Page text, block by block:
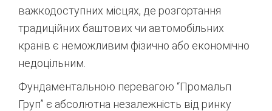
важкодоступних місцях, де розгортання
традиційних баштових чи автомобільних
кранів є неможливим фізично або економічно
недоцільним.
Фундаментальною перевагою “Промальп
Груп” є абсолютна незалежність від ринку